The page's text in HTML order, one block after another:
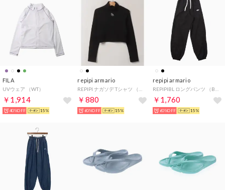
FILA
UVウェア （WT）
￥1,914
40%OFF 15%
repipi armario
￥880
60%OFF 15%
repipi armario
￥1,760
60%OFF 15%